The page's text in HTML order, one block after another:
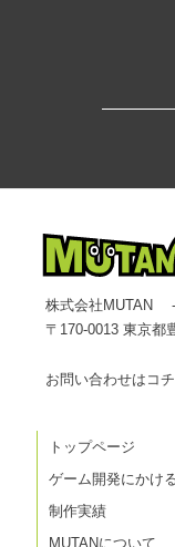
株式会社MUTAN
〒170-0013 東京都
お問い合わせはコ
トップページ
ゲーム開発にかけ
制作実績
MUTANについて